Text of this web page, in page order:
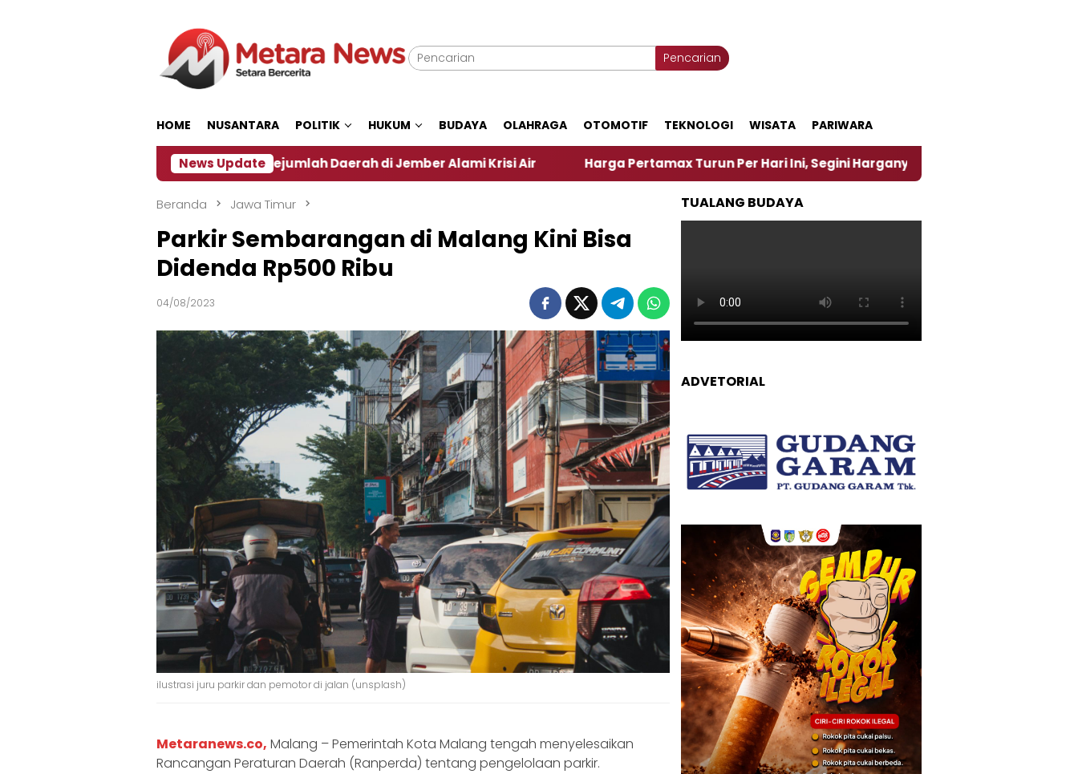
Pencarian
HOME NUSANTARA POLITIK HUKUM BUDAYA OLAHRAGA OTOMOTIF TEKNOLOGI WISATA PARIWARA
News Update
Dampak El Nino, Sejumlah Daerah di Jember Alami Krisi Air Harga Pertamax Turun Per Hari Ini, Segini Harganya ‎Nasirun Maestro Lukis
Beranda Jawa Timur
Parkir Sembarangan di Malang Kini Bisa
Didenda Rp500 Ribu
04/08/2023
ilustrasi juru parkir dan pemotor di jalan (unsplash)
Metaranews.co, Malang – Pemerintah Kota Malang tengah menyelesaikan
Rancangan Peraturan Daerah (Ranperda) tentang pengelolaan parkir.
TUALANG BUDAYA
ADVETORIAL